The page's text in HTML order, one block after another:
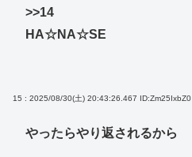
>>14
HA☆NA☆SE
15 : 2025/08/30(土) 20:43:26.467 ID:Zm25IxbZ0
やったらやり返されるから